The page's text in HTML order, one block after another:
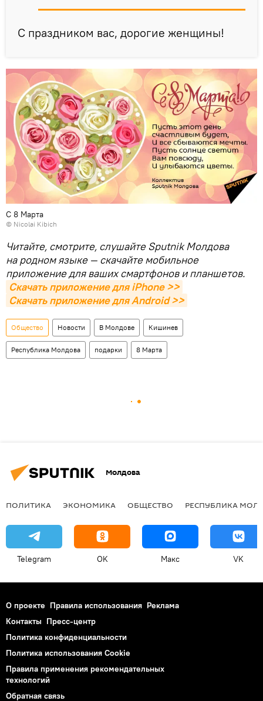
С праздником вас, дорогие женщины!
C 8 Марта
© Nicolai Kibich
Читайте, смотрите, слушайте Sputnik Молдова
на родном языке — скачайте мобильное
приложение для ваших смартфонов и планшетов.
Скачать приложение для iPhone >>
Скачать приложение для Android >>
Общество Новости В Молдове Кишинев
Республика Молдова подарки 8 Марта
Молдова
ПОЛИТИКА ЭКОНОМИКА ОБЩЕСТВО РЕСПУБЛИКА
Telegram OK Макс VK
О проекте Правила использования Реклама
Контакты Пресс-центр
Политика конфиденциальности
Политика использования Cookie
Правила применения рекомендательных
технологий
Обратная связь